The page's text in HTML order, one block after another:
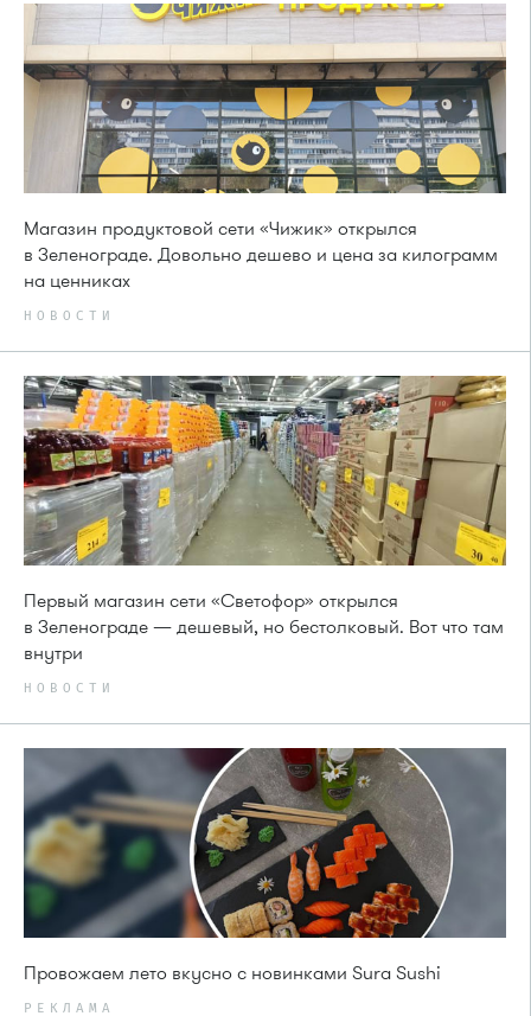
Магазин продуктовой сети «Чижик» открылся
в Зеленограде. Довольно дешево и цена за килограмм
на ценниках
НОВОСТИ
Первый магазин сети «Светофор» открылся
в Зеленограде — дешевый, но бестолковый. Вот что там
внутри
НОВОСТИ
Провожаем лето вкусно с новинками Sura Sushi
РЕКЛАМА